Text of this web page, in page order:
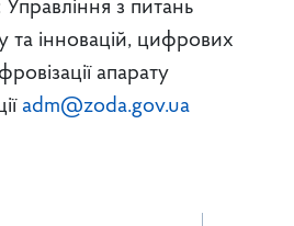
Управління з питань
та інновацій, цифрових
апарату
adm@zoda.gov.ua